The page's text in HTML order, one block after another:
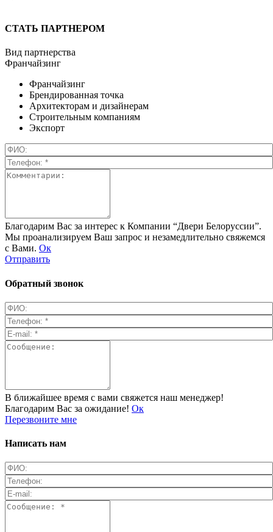
СТАТЬ ПАРТНЕРОМ
Вид партнерства
Франчайзинг
Франчайзинг
Брендированная точка
Архитекторам и дизайнерам
Строительным компаниям
Экспорт
Благодарим Вас за интерес к Компании “Двери Белоруссии”.
Мы проанализируем Ваш запрос и незамедлительно свяжемся
с Вами. Ок
Отправить
Обратный звонок
В ближайшее время с вами свяжется наш менеджер!
Благодарим Вас за ожидание! Ок
Перезвоните мне
Написать нам